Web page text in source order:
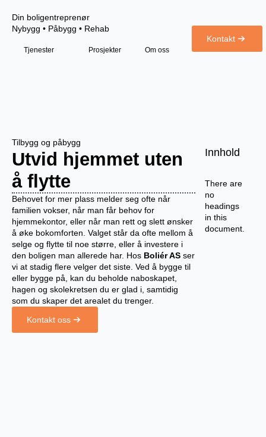
Din boligentreprenør
Nybygg • Påbygg • Rehab
Tjenester Prosjekter Om oss
Kontakt
Tilbygg og påbygg
Utvid hjemmet uten
å flytte
Behovet for mer plass melder seg ofte når
familien vokser, når man får behov for
hjemmekontor, eller når man rett og slett ønsker
å øke bokomforten. Valget står da ofte mellom å
selge og flytte til noe større, eller å investere i
den boligen man allerede har. Hos Boliér AS ser
vi at stadig flere velger det siste. Ved å bygge til
eller bygge på, kan du beholde naboskapet,
hagen og skolekretsen du er glad i, samtidig
som du skaper det arealet du trenger.
Kontakt oss
Innhold
There are
no
headings
in this
document.